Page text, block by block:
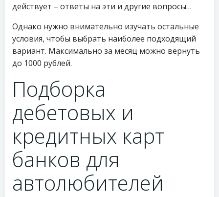
действует – ответы на эти и другие вопросы…
Однако нужно внимательно изучать остальные
условия, чтобы выбрать наиболее подходящий
вариант. Максимально за месяц можно вернуть
до 1000 рублей.
Подборка
дебетовых и
кредитных карт
банков для
автолюбителей